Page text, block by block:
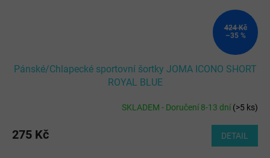
424 Kč
–35 %
Pánské/Chlapecké sportovní šortky JOMA ICONO SHORT
ROYAL BLUE
SKLADEM - Doručení 8-13 dní(>5 ks)
275 Kč DETAIL